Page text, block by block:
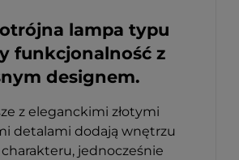
lampa typu
funkcjonalność z
designem.
z eleganckimi złotymi
detalami dodają wnętrzu
jednocześnie